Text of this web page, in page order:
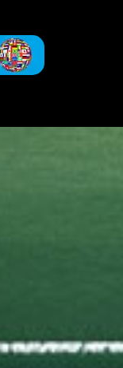
- Equipe Show
- Equipe Show